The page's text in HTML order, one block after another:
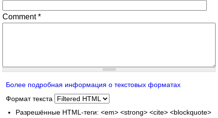
Comment*
Более подробная информация о текстовых форматах
Формат текста
Разрешённые HTML-теги: <em> <strong> <cite> <blockquote>